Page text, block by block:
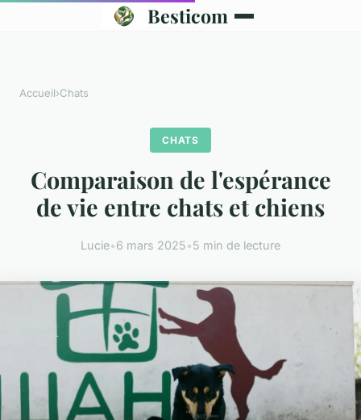
Besticom
Accueil›Chats
CHATS
Comparaison de l'espérance
de vie entre chats et chiens
Lucie•6 mars 2025•5 min de lecture